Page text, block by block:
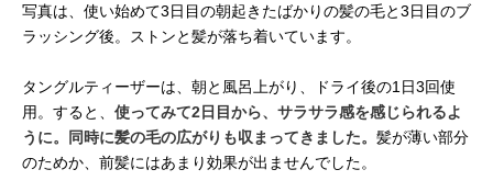
写真は、使い始めて3日目の朝起きたばかりの髪の毛と3日目のブ
ラッシング後。ストンと髪が落ち着いています。
タングルティーザーは、朝と風呂上がり、ドライ後の1日3回使
用。すると、 使ってみて2日目から、サラサラ感を感じられるよ
うに。同時に髪の毛の広がりも収まってきました。 髪が薄い部分
のためか、前髪にはあまり効果が出ませんでした。